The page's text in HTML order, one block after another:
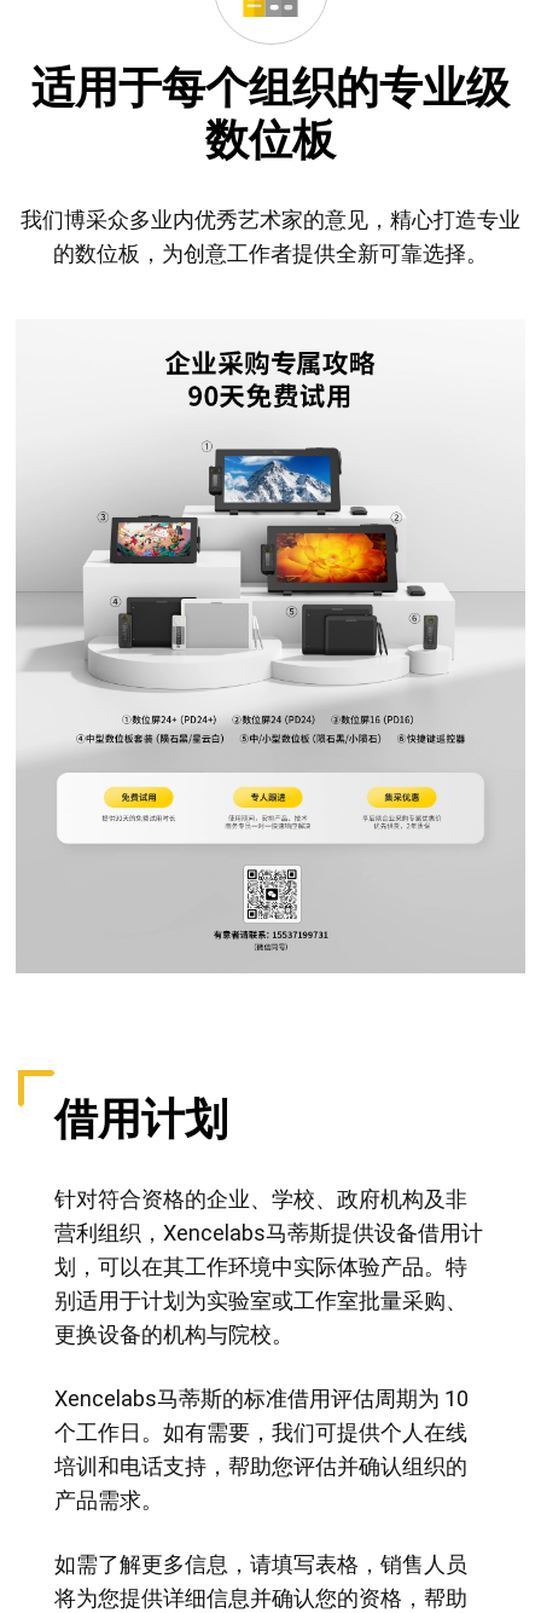
适用于每个组织的专业级
数位板
我们博采众多业内优秀艺术家的意见，精心打造专业
的数位板，为创意工作者提供全新可靠选择。
借用计划
针对符合资格的企业、学校、政府机构及非
营利组织，Xencelabs马蒂斯提供设备借用计
划，可以在其工作环境中实际体验产品。特
别适用于计划为实验室或工作室批量采购、
更换设备的机构与院校。
Xencelabs马蒂斯的标准借用评估周期为 10
个工作日。如有需要，我们可提供个人在线
培训和电话支持，帮助您评估并确认组织的
产品需求。
如需了解更多信息，请填写表格，销售人员
将为您提供详细信息并确认您的资格，帮助